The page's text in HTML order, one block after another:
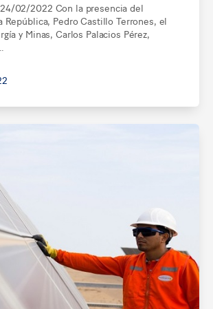
02/2022 Con la presencia del
República, Pedro Castillo Terrones, el
y Minas, Carlos Palacios Pérez,